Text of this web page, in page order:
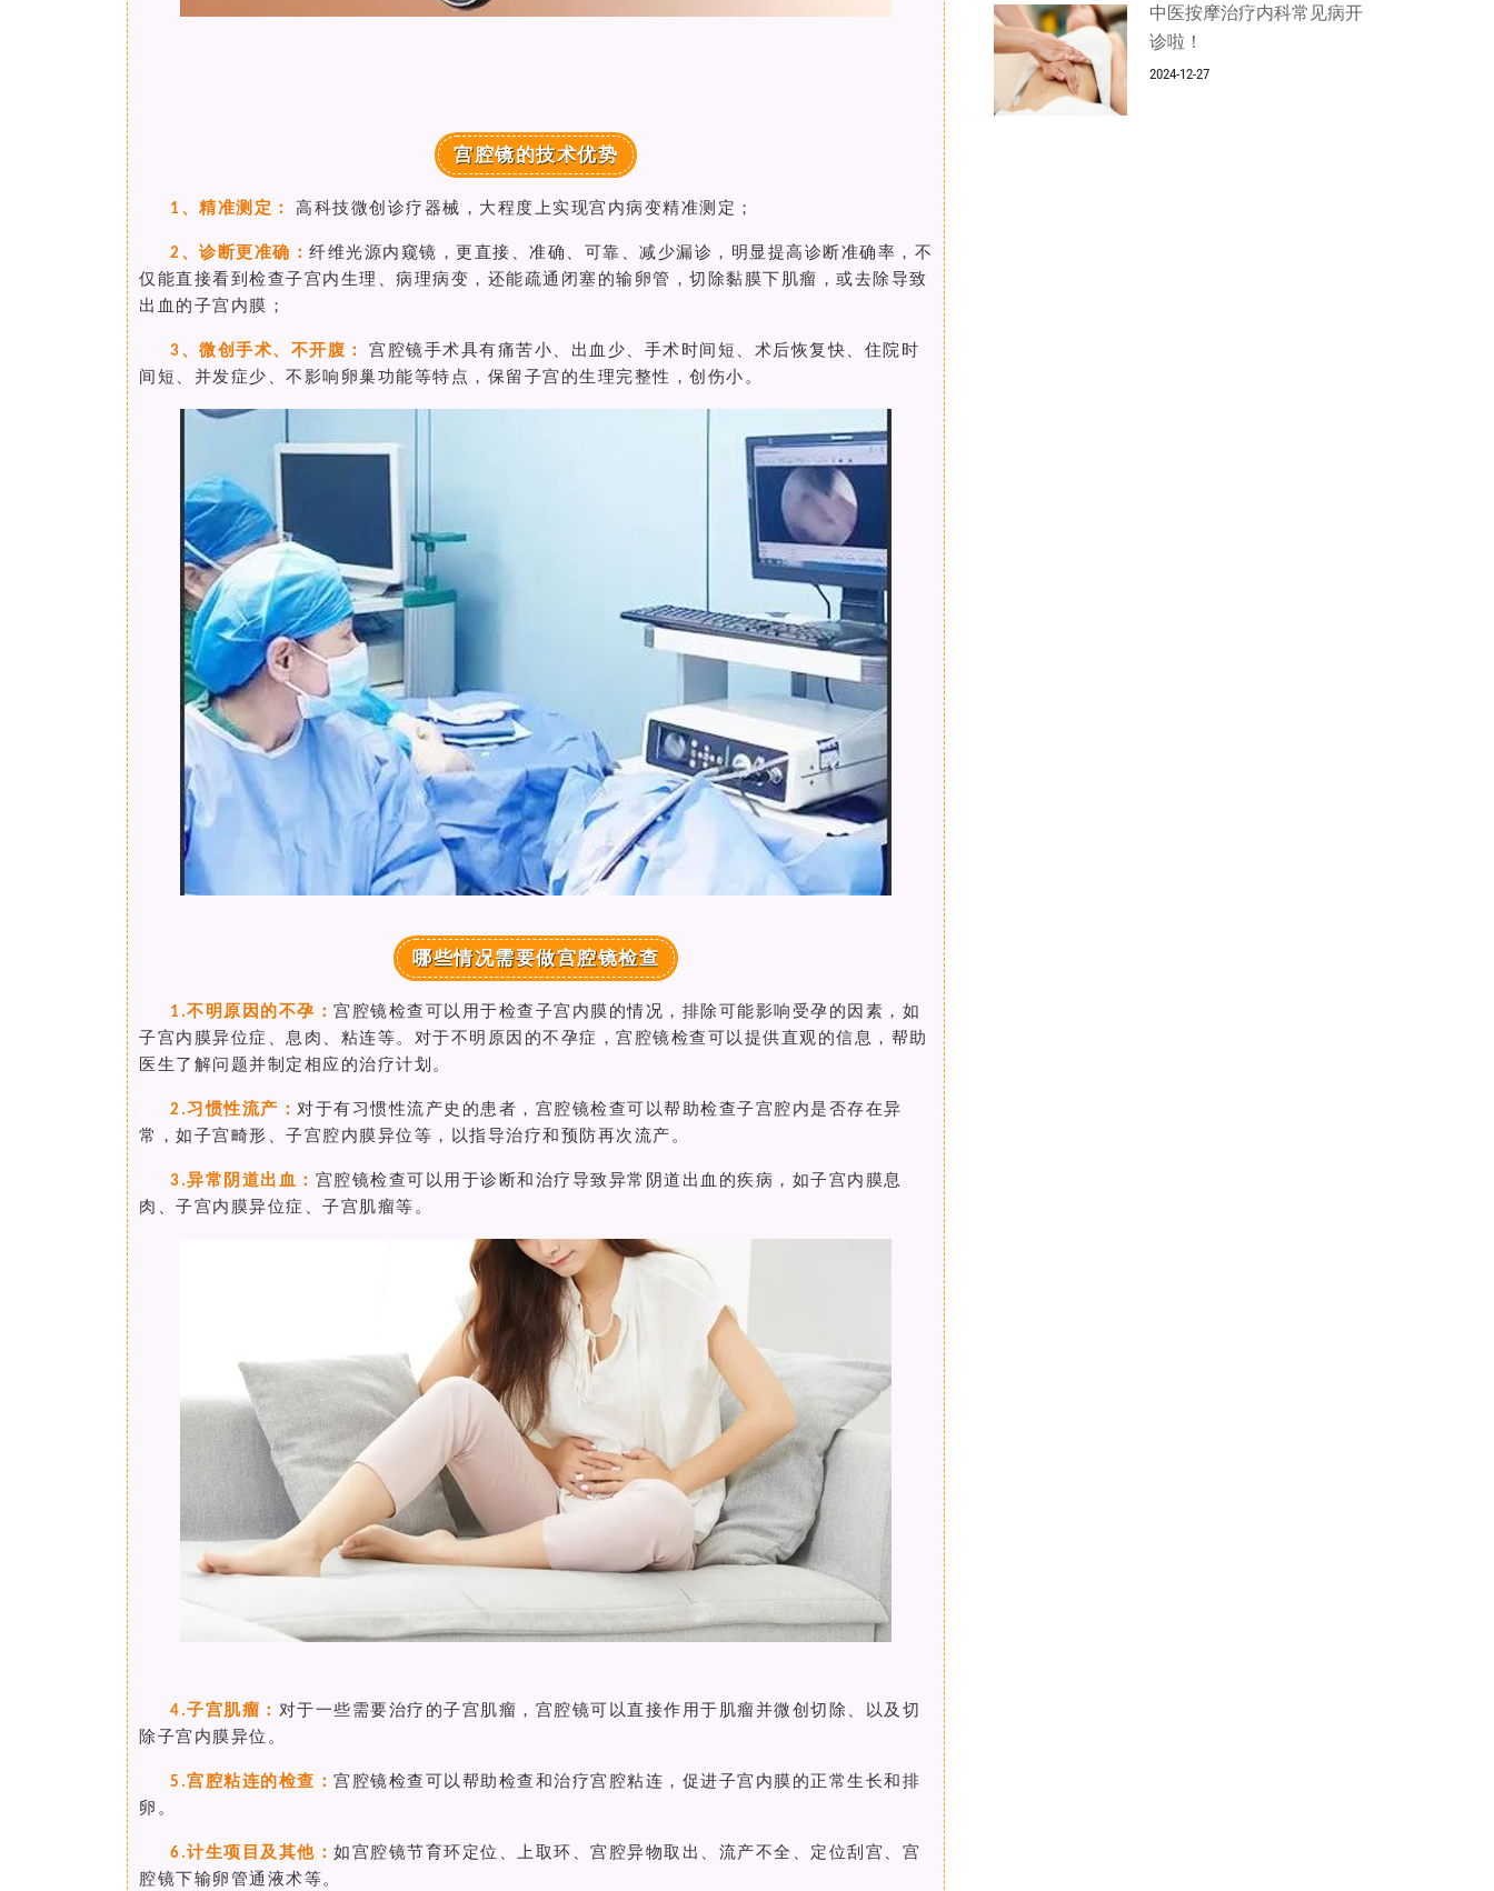
宫腔镜的技术优势
1 、 精准测定： 高科技微创诊疗器械，大程度上实现宫内病变精准测定；
2 、 诊断更准确： 纤维光源内窥镜，更直接、准确、可靠、减少漏诊，明显提高诊断准确率，不
仅能直接看到检查子宫内生理、病理病变，还能疏通闭塞的输卵管，切除黏膜下肌瘤，或去除导致
出血的子宫内膜；
3 、微创手术、不开腹 ：
宫腔镜手术具有痛苦小、出血少、手术时间短、术后恢复快、住院时
间短、并发症少、不影响卵巢功能等特点，保留子宫的生理完整性，创伤小。
哪些情况需要做宫腔镜检查
1.不明原因的不孕： 宫腔镜检查可以用于检查子宫内膜的情况，排除可能影响受孕的因素，如
子宫内膜异位症、息肉、粘连等。对于不明原因的不孕症，宫腔镜检查可以提供直观的信息，帮助
医生了解问题并制定相应的治疗计划。
2.习惯性流产： 对于有习惯性流产史的患者，宫腔镜检查可以帮助检查子宫腔内是否存在异
常，如子宫畸形、子宫腔内膜异位等，以指导治疗和预防再次流产。
3.异常阴道出血： 宫腔镜检查可以用于诊断和治疗导致异常阴道出血的疾病，如子宫内膜息
肉、子宫内膜异位症、子宫肌瘤等。
4.子宫肌瘤： 对于一些需要治疗的子宫肌瘤，宫腔镜可以直接作用于肌瘤并微创切除、以及切
除子宫内膜异位。
5.宫腔粘连的检查： 宫腔镜检查可以帮助检查和治疗宫腔粘连，促进子宫内膜的正常生长和排
卵。
6.计生项目及其他： 如宫腔镜节育环定位、上取环、宫腔异物取出、流产不全、定位刮宫、宫
腔镜下输卵管通液术等。
中医按摩治疗内科常见病开
诊啦！
2024-12-27